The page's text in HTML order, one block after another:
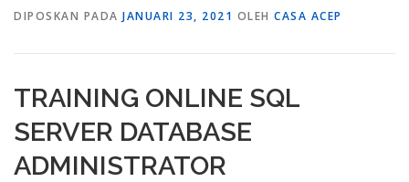
DIPOSKAN PADA JANUARI 23, 2021 OLEH CASA ACEP
TRAINING ONLINE SQL
SERVER DATABASE
ADMINISTRATOR